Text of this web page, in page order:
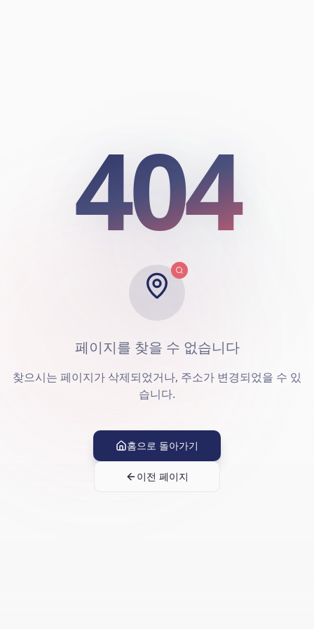
404
404
페이지를 찾을 수 없습니다
찾으시는 페이지가 삭제되었거나, 주소가 변경되었을 수 있
습니다.
홈으로 돌아가기
이전 페이지